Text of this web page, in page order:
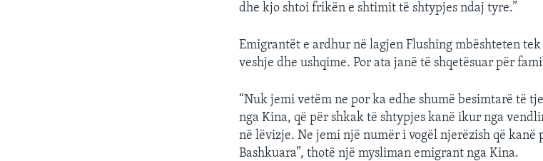
dhe kjo shtoi frikën e shtimit të shtypjes ndaj tyre.”
Emigrantët e ardhur në lagjen Flushing mbështeten
veshje dhe ushqime. Por ata janë të shqetësuar për
“Nuk jemi vetëm ne por ka edhe shumë besimtarë të
nga Kina, që për shkak të shtypjes kanë ikur nga
në lëvizje. Ne jemi një numër i vogël njerëzish që
Bashkuara”, thotë një mysliman emigrant nga Kina.